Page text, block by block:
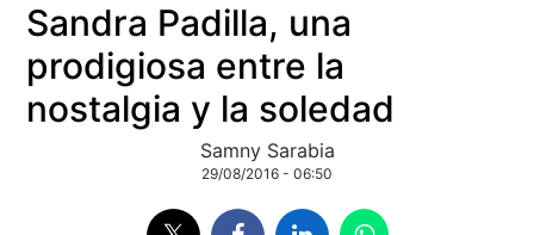
Sandra Padilla, una
prodigiosa entre la
nostalgia y la soledad
Samny Sarabia
29/08/2016 - 06:50